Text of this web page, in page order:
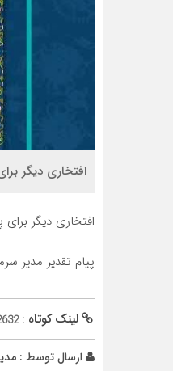
افتخاری دیگر
افتخاری دیگر
پیام تقدیر مدیر
لینک کوتاه :
ارسال توسط :